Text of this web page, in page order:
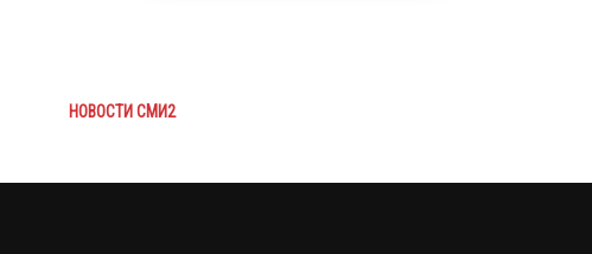
НОВОСТИ СМИ2